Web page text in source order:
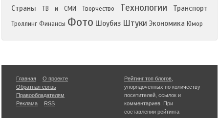
Страны
ТВ и СМИ Творчество Технологии Транспорт
Троллинг Финансы Фото Шоубиз Штуки Экономика Юмор
Главная
О проекте
Обратная связь
Правообладателям
Реклама
RSS
Рейтинг топ блогов
упорядоченных по количеству
посетителей, ссылок и
комментариев. При
составлении рейтинга